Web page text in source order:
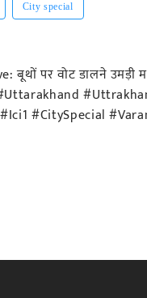
City special
पर वोट डालने उमड़ी
#CitySpecial